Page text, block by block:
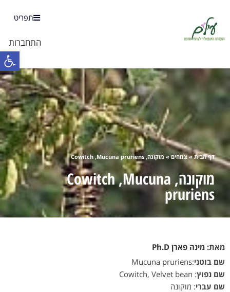
תפריט
התחברות
דף הבית»צמחים» מוקונה, Cowitch ,Mucuna pruriens
מוקונה, Cowitch ,Mucuna
pruriens
מאת: מינה פארן Ph.D
שם בוטני:Mucuna pruriens
שם נפוץ: Cowitch, Velvet bean
שם עברי: מוקונה